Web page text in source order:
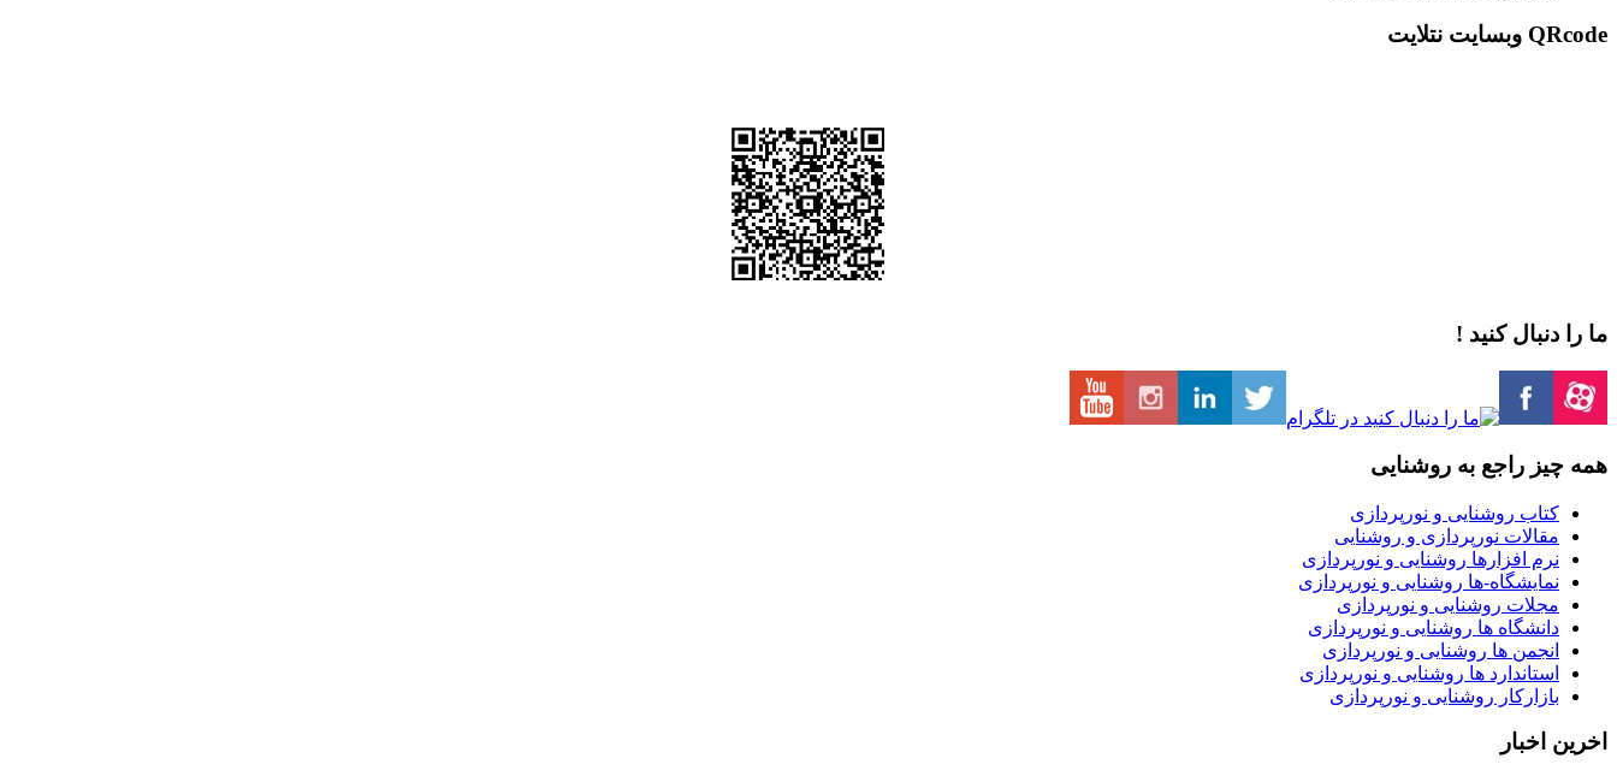
QRcode وبسایت نتلایت
ما را دنبال کنید !
همه چیز راجع به روشنایی
کتاب روشنایی و نورپردازی
مقالات نورپردازی و روشنایی
نرم افزارها روشنایی و نورپردازی
نمایشگاه-ها روشنایی و نورپردازی
مجلات روشنایی و نورپردازی
دانشگاه ها روشنایی و نورپردازی
انجمن ها روشنایی و نورپردازی
استاندارد ها روشنایی و نورپردازی
بازارکار روشنایی و نورپردازی
اخرین اخبار